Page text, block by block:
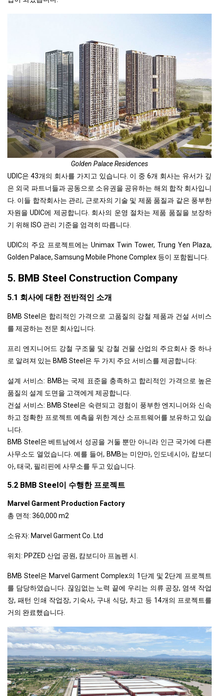
Golden Palace Residences
UDIC은 43개의 회사를 가지고 있습니다. 이 중 6개 회사는 유서가 깊
은 외국 파트너들과 공동으로 소유권을 공유하는 해외 합작 회사입니
다. 이들 합작회사는 관리, 근로자의 기술 및 제품 품질과 같은 풍부한
자원을 UDIC에 제공합니다. 회사의 운영 절차는 제품 품질을 보장하
기 위해 ISO 관리 기준을 엄격히 따릅니다.
UDIC의 주요 프로젝트에는 Unimax Twin Tower, Trung Yen Plaza,
Golden Palace, Samsung Mobile Phone Complex 등이 포함됩니다.
5. BMB Steel Construction Company
5.1 회사에 대한 전반적인 소개
BMB Steel은 합리적인 가격으로 고품질의 강철 제품과 건설 서비스
를 제공하는 전문 회사입니다.
프리 엔지니어드 강철 구조물 및 강철 건물 산업의 주요회사 중 하나
로 알려져 있는 BMB Steel은 두 가지 주요 서비스를 제공합니다:
설계 서비스: BMB는 국제 표준을 충족하고 합리적인 가격으로 높은
품질의 설계 도면을 고객에게 제공합니다.
건설 서비스: BMB Steel은 숙련되고 경험이 풍부한 엔지니어와 신속
하고 정확한 프로젝트 예측을 위한 계산 소프트웨어를 보유하고 있습
니다.
BMB Steel은 베트남에서 성공을 거둘 뿐만 아니라 인근 국가에 다른
사무소도 열었습니다. 예를 들어, BMB는 미얀마, 인도네시아, 캄보디
아, 태국, 필리핀에 사무소를 두고 있습니다.
5.2 BMB Steel이 수행한 프로젝트
Marvel Garment Production Factory
총 면적: 360,000 m2
소유자: Marvel Garment Co. Ltd
위치: PPZED 산업 공원, 캄보디아 프놈펜 시.
BMB Steel은 Marvel Garment Complex의 1단계 및 2단계 프로젝트
를 담당하였습니다. 끊임없는 노력 끝에 우리는 의류 공장, 염색 작업
장, 패턴 인쇄 작업장, 기숙사, 구내 식당, 차고 등 14개의 프로젝트를
거의 완료했습니다.